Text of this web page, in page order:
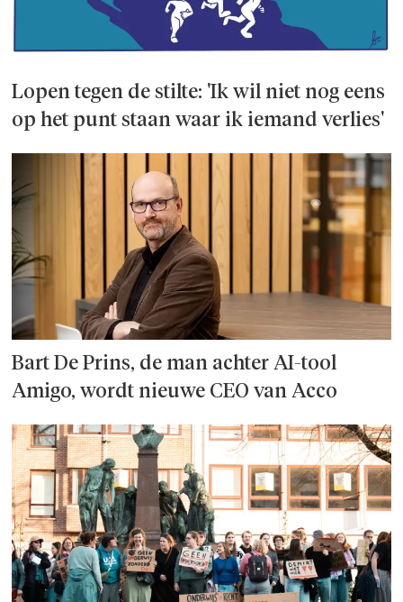
Lopen tegen de stilte: 'Ik wil niet nog eens
op het punt staan waar ik iemand verlies'
Bart De Prins, de man achter AI-tool
Amigo, wordt nieuwe CEO van Acco